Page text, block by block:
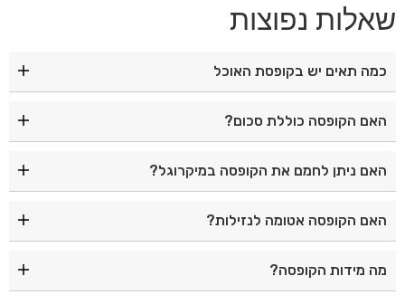
שאלות נפוצות
כמה תאים יש בקופסת האוכל
האם הקופסה כוללת סכום?
האם ניתן לחמם את הקופסה במיקרוגל?
האם הקופסה אטומה לנזילות?
בטוחה ואטימה טובה.
מה מידות הקופסה?